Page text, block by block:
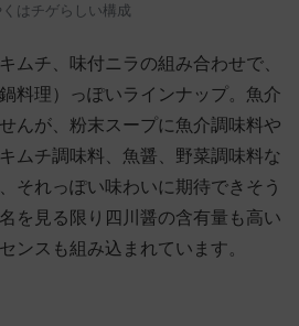
はチゲらしい構成
ムチ、味付ニラの組み合わせで、
料理）っぽいラインナップ。魚介
んが、粉末スープに魚介調味料や
ムチ調味料、魚醤、野菜調味料な
それっぽい味わいに期待できそう
を見る限り四川醤の含有量も高い
ンスも組み込まれています。